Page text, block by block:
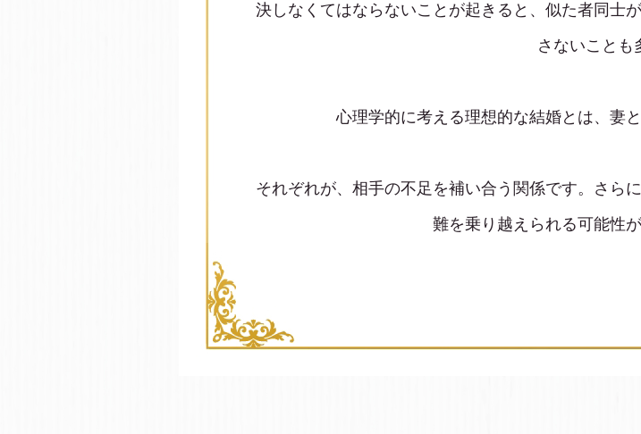
決しなくてはならないことが起きると、似た者同士
さないことも
心理学的に考える理想的な結婚とは、妻
それぞれが、相手の不足を補い合う関係です。さら
難を乗り越えられる可能性